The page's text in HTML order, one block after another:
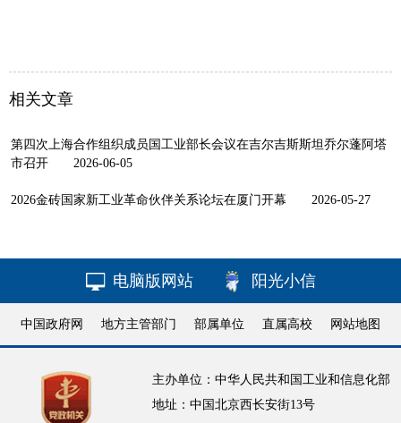
相关文章
第四次上海合作组织成员国工业部长会议在吉尔吉斯斯坦乔尔蓬阿塔
市召开
2026-06-05
2026金砖国家新工业革命伙伴关系论坛在厦门开幕 2026-05-27
电脑版网站 阳光小信
中国政府网 地方主管部门 部属单位 直属高校 网站地图
主办单位：中华人民共和国工业和信息化部
地址：中国北京西长安街13号